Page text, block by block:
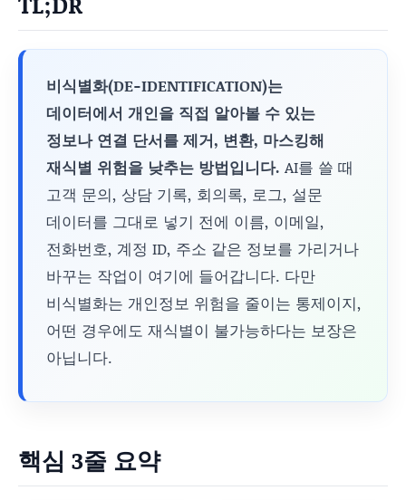
비식별화(DE-IDENTIFICATION)는
데이터에서 개인을 직접 알아볼 수 있는
정보나 연결 단서를 제거, 변환, 마스킹해
재식별 위험을 낮추는 방법입니다. AI를 쓸 때
고객 문의, 상담 기록, 회의록, 로그, 설문
데이터를 그대로 넣기 전에 이름, 이메일,
전화번호, 계정 ID, 주소 같은 정보를 가리거나
바꾸는 작업이 여기에 들어갑니다. 다만
비식별화는 개인정보 위험을 줄이는 통제이지,
어떤 경우에도 재식별이 불가능하다는 보장은
아닙니다.
핵심 3줄 요약